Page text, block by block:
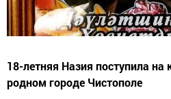
18-летняя Назия поступила на
родном городе Чистополе